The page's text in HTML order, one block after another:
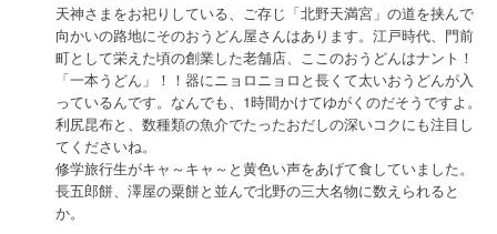
天神さまをお祀りしている、ご存じ「北野天満宮」の道を挟んで
向かいの路地にそのおうどん屋さんはあります。江戸時代、門前
町として栄えた頃の創業した老舗店、ここのおうどんはナント！
「一本うどん」！！器にニョロニョロと長くて太いおうどんが入
っているんです。なんでも、1時間かけてゆがくのだそうですよ。
利尻昆布と、数種類の魚介でたったおだしの深いコクにも注目し
てくださいね。
修学旅行生がキャ～キャ～と黄色い声をあげて食していました。
長五郎餅、澤屋の粟餅と並んで北野の三大名物に数えられると
か。